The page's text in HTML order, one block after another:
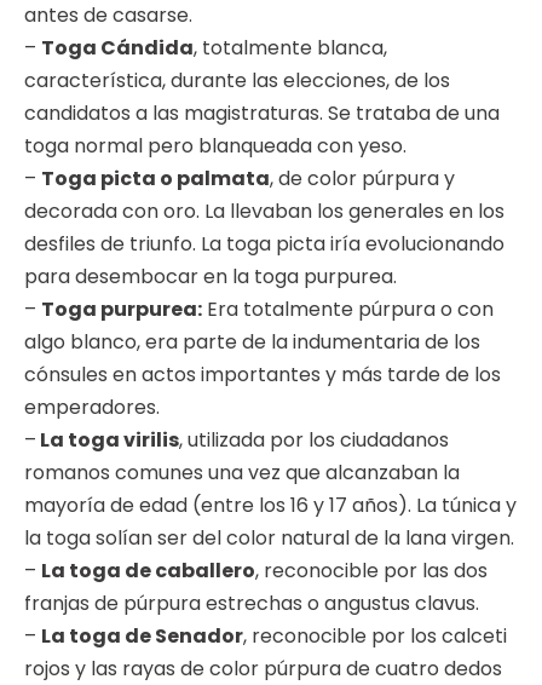
antes de casarse.
– Toga Cándida, totalmente blanca,
característica, durante las elecciones, de los
candidatos a las magistraturas. Se trataba de una
toga normal pero blanqueada con yeso.
– Toga picta o palmata, de color púrpura y
decorada con oro. La llevaban los generales en los
desfiles de triunfo. La toga picta iría evolucionando
para desembocar en la toga purpurea.
– Toga purpurea: Era totalmente púrpura o con
algo blanco, era parte de la indumentaria de los
cónsules en actos importantes y más tarde de los
emperadores.
– La toga virilis, utilizada por los ciudadanos
romanos comunes una vez que alcanzaban la
mayoría de edad (entre los 16 y 17 años). La túnica y
la toga solían ser del color natural de la lana virgen.
– La toga de caballero, reconocible por las dos
franjas de púrpura estrechas o angustus clavus.
– La toga de Senador, reconocible por los calceti
rojos y las rayas de color púrpura de cuatro dedos